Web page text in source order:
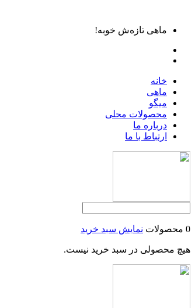
ماهی تازه‌ش خوبه!
خانه
ماهی
میگو
محصولات محلی
درباره ما
ارتباط با ما
0 محصولات نمایش سبد خرید
هیچ محصولی در سبد خرید نیست.